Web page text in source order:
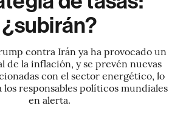
¿subirán?
contra Irán ya ha provocado un
de la inflación, y se prevén nuevas
con el sector energético, lo
los responsables políticos mundiales
en alerta.